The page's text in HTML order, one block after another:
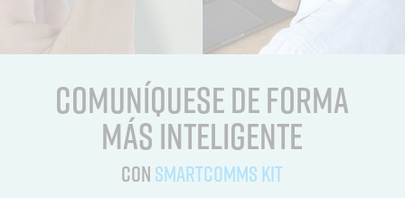
COMUNÍQUESE DE FORMA
MÁS INTELIGENTE
CONSMARTCOMMS KIT